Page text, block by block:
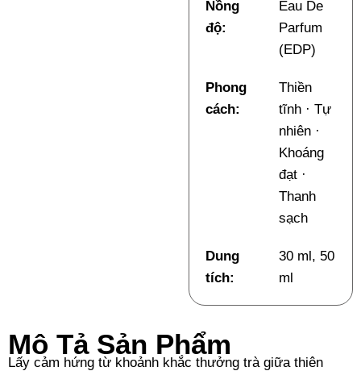
Nồng
độ:
Eau De
Parfum
(EDP)
Phong
cách:
Thiền
tĩnh · Tự
nhiên ·
Khoáng
đạt ·
Thanh
sạch
Dung
tích:
30 ml, 50
ml
Mô Tả Sản Phẩm
Lấy cảm hứng từ khoảnh khắc thưởng trà giữa thiên